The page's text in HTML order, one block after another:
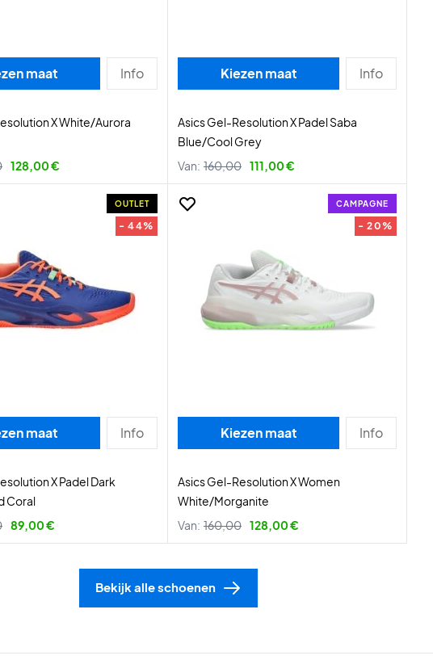
Kiezen maat Info
X White/Aurora
128,00 €
Kiezen maat Info
Asics Gel-Resolution X Padel Saba
Blue/Cool Grey
Van: 160,00 111,00 €
OUTLET
- 44%
Kiezen maat Info
X Padel Dark
Coral
89,00 €
CAMPAGNE
- 20%
Kiezen maat Info
Asics Gel-Resolution X Women
White/Morganite
Van: 160,00 128,00 €
Bekijk alle schoenen